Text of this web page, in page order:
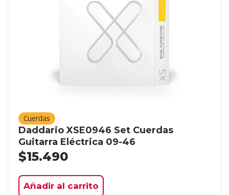
Cuerdas
Daddario XSE0946 Set Cuerdas
Guitarra Eléctrica 09-46
$15.490
Añadir al carrito